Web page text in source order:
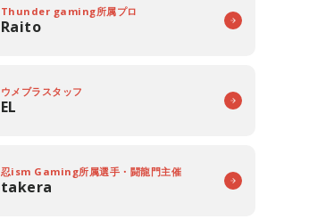
Thunder gaming所属プロ
Raito
ウメブラスタッフ
EL
忍ism Gaming所属選手・闘龍門主催
takera